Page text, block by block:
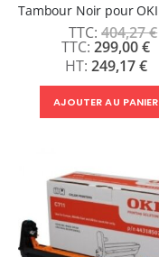
404,27 €
Prix
Spécial
299,00 €
249,17 €
AJOUTER AU PANIER